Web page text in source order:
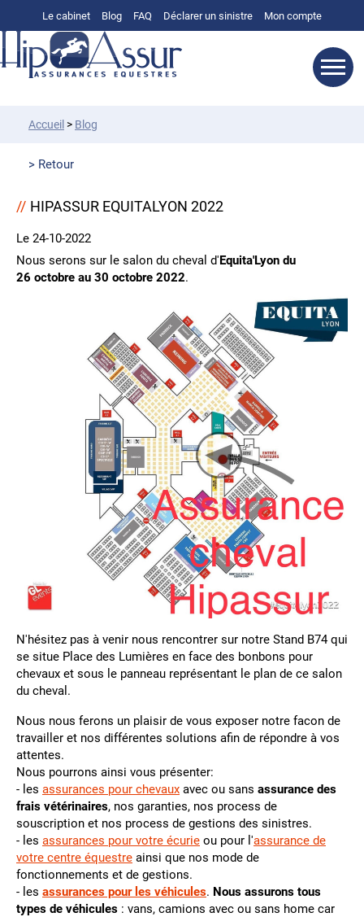
Le cabinet Blog FAQ Déclarer un sinistre Mon compte
Accueil > Blog
Retour
HIPASSUR EQUITALYON 2022
Le 24-10-2022
Nous serons sur le salon du cheval d'Equita'Lyon du
26 octobre au 30 octobre 2022.
N'hésitez pas à venir nous rencontrer sur notre Stand B74 qui
se situe Place des Lumières en face des bonbons pour
chevaux et sous le panneau représentant le plan de ce salon
du cheval.
Nous nous ferons un plaisir de vous exposer notre facon de
travailler et nos différentes solutions afin de répondre à vos
attentes.
Nous pourrons ainsi vous présenter:
- les assurances pour chevaux avec ou sans assurance des
frais vétérinaires, nos garanties, nos process de
souscription et nos process de gestions des sinistres.
- les assurances pour votre écurie ou pour l'assurance de
votre centre équestre ainsi que nos mode de
fonctionnements et de gestions.
- les assurances pour les véhicules. Nous assurons tous
types de véhicules : vans, camions avec ou sans home car